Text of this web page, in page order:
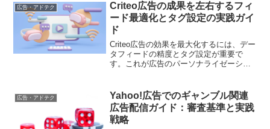
広告・アドテク
Criteo広告の成果を左右するフィ
ード最適化とタグ設定の実践ガイ
ド
Criteo広告の効果を最大化するには、デー
タフィードの精度とタグ設定が重要で
す。これが広告のパーソナライゼーショ
広告・アドテク
Yahoo!広告でのギャンブル関連
広告配信ガイド：審査基準と実践
戦略